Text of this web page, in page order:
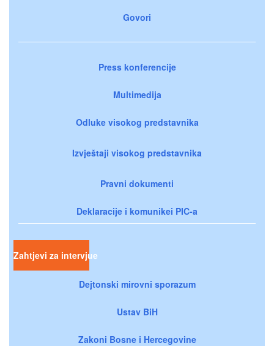
Govori
Press konferencije
Multimedija
Odluke visokog predstavnika
Izvještaji visokog predstavnika
Pravni dokumenti
Deklaracije i komunikei PIC-a
Zahtjevi za intervjue
Dejtonski mirovni sporazum
Ustav BiH
Zakoni Bosne i Hercegovine